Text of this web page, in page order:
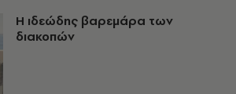
Η ιδεώδης βαρεμάρα των
διακοπών